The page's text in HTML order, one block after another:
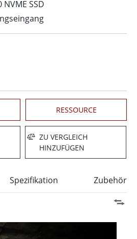
SSD
RESSOURCE
ZU VERGLEICH
HINZUFÜGEN
Spezifikation Zubehör